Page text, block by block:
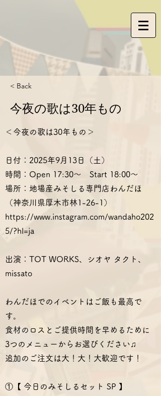
< Back
今夜の歌は30年もの
＜今夜の歌は30年もの＞
日付：2025年9月13日（土）
時間：Open 17:30〜 Start 18:00〜
場所：地場産みそしる専門店わんだほ
（神奈川県厚木市林1-26-1）
https://www.instagram.com/wandaho202
5/?hl=ja
出演：TOT WORKS、シオヤ タクト、
missato
わんだほでのイベントはご飯も最高で
す。
食材のロスとご提供時間を早めるために
3つのメニューからお選びください♫
追加のご注文は大！大！大歓迎です！
①【 今日のみそしるセット SP 】